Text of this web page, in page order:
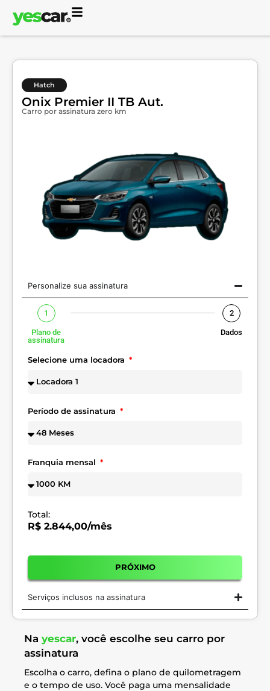
Hatch
Onix Premier II TB Aut.
Carro por assinatura zero km
Personalize sua assinatura
1
Plano de
assinatura
2
Dados
Selecione uma locadora
Período de assinatura
Franquia mensal
Total:
R$ 2.844,00/mês
PRÓXIMO
Serviços inclusos na assinatura
Na yescar, você escolhe seu carro por
assinatura
Escolha o carro, defina o plano de quilometragem
e o tempo de uso. Você paga uma mensalidade